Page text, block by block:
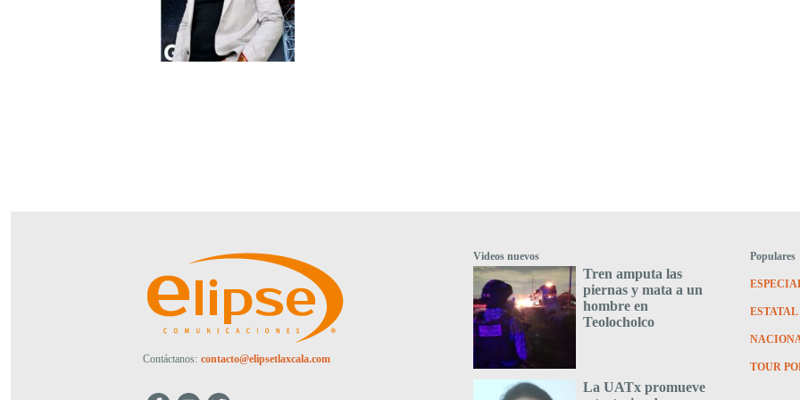
Contáctanos: contacto@elipsetlaxcala.com
Videos nuevos
Tren amputa las
piernas y mata a un
hombre en
Teolocholco
La UATx promueve
Populares
ESTATAL
TOUR